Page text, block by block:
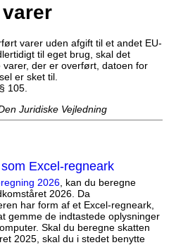
varer uden afgift til et andet EU-
til eget brug, skal det
der er overført, datoen for
er sket til.
105.
Juridiske Vejledning
Excel-regneark
2026, kan du beregne
2026. Da
har form af et Excel-regneark,
gemme de indtastede oplysninger
Skal du beregne skatten
2025, skal du i stedet benytte